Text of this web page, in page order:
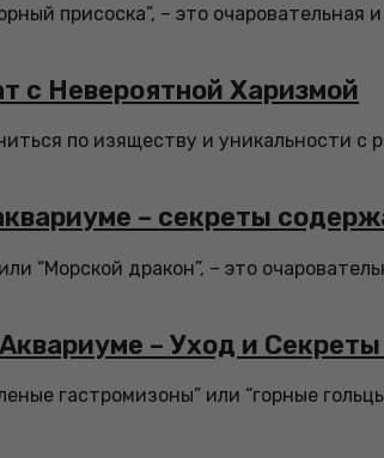
присоска”, – это
с Невероятной Харизмой
по изяществу и уникальности с
– секреты
“Морской дракон”, – это
– Уход и
гастромизоны” или “горные